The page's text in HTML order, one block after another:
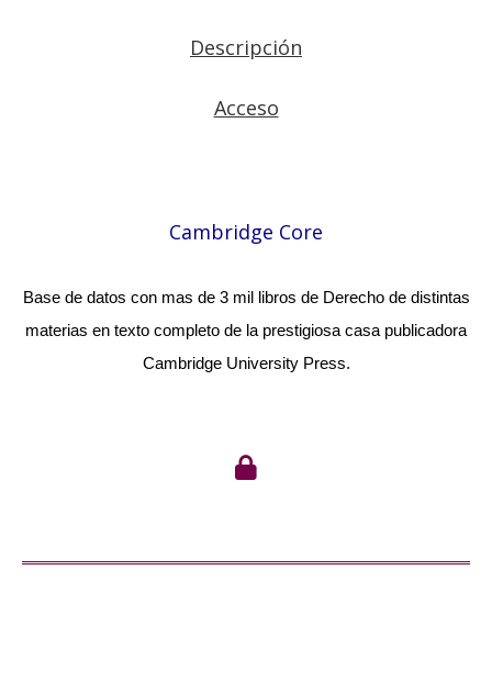
Descripción
Acceso
Cambridge Core
Base de datos con mas de 3 mil libros de Derecho de distintas
materias en texto completo de la prestigiosa casa publicadora
Cambridge University Press.